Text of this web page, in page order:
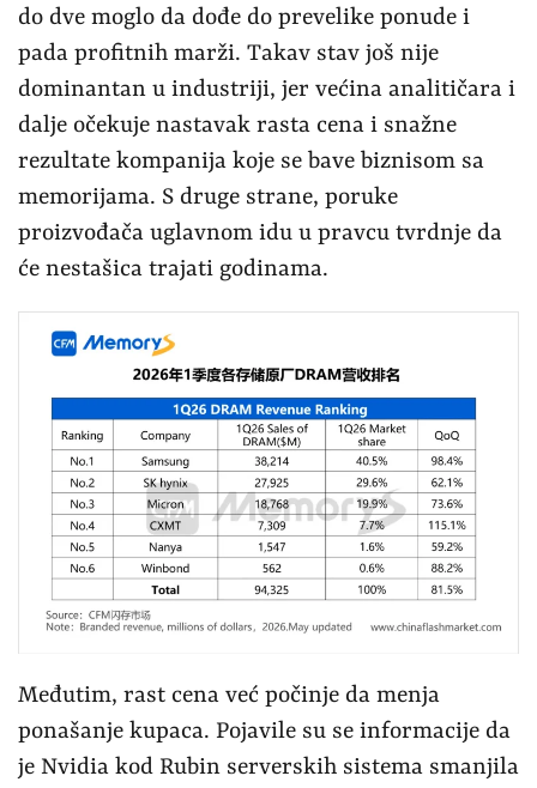
do dve moglo da dođe do prevelike ponude i
pada profitnih marži. Takav stav još nije
dominantan u industriji, jer većina analitičara i
dalje očekuje nastavak rasta cena i snažne
rezultate kompanija koje se bave biznisom sa
memorijama. S druge strane, poruke
proizvođača uglavnom idu u pravcu tvrdnje da
će nestašica trajati godinama.
Međutim, rast cena već počinje da menja
ponašanje kupaca. Pojavile su se informacije da
je Nvidia kod Rubin serverskih sistema smanjila